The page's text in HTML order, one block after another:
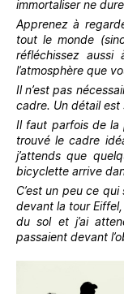
immortaliser ne
Apprenez à
tout le monde
réfléchissez aussi
l’atmosphère que
Il n’est pas
cadre. Un détail est
Il faut parfois de la
trouvé le cadre
j’attends que
bicyclette arrive
C’est un peu ce
devant la tour
du sol et j’ai
passaient devant